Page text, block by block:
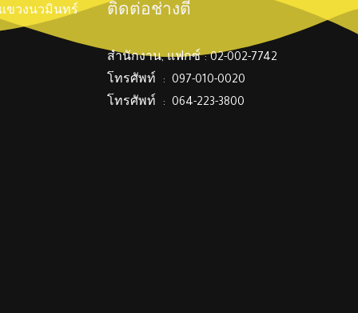
แขวงนวมินทร์ ติดต่อช่างตี๋
สำนักงาน, แฟกซ์ : 02-002-7742
โทรศัพท์ : 097-010-0020
โทรศัพท์ : 064-223-3800